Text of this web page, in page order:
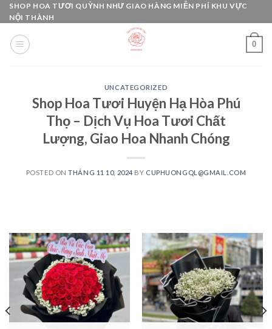
Skip
to
content
SHOP HOA TƯƠI QUỲNH NHƯ GIAO HÀNG MIỄN PHÍ KHU VỰC
NỘI THÀNH
0
UNCATEGORIZED
Shop Hoa Tươi Huyện Hạ Hòa Phú
Thọ – Dịch Vụ Hoa Tươi Chất
Lượng, Giao Hoa Nhanh Chóng
POSTED ONTHÁNG 11 10, 2024 BY CUPHUONGQL@GMAIL.COM